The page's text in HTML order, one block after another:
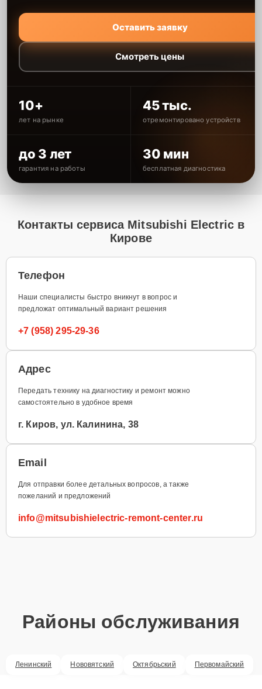
Оставить заявку
Смотреть цены
10+
лет на рынке
45 тыс.
отремонтировано устройств
до 3 лет
гарантия на работы
30 мин
бесплатная диагностика
Контакты сервиса Mitsubishi Electric в
Кирове
Телефон
Наши специалисты быстро вникнут в вопрос и
предложат оптимальный вариант решения
+7 (958) 295-29-36
Адрес
Передать технику на диагностику и ремонт можно
самостоятельно в удобное время
г. Киров, ул. Калинина, 38
Email
Для отправки более детальных вопросов, а также
пожеланий и предложений
info@mitsubishielectric-remont-center.ru
Районы обслуживания
Ленинский Нововятский Октябрьский Первомайский